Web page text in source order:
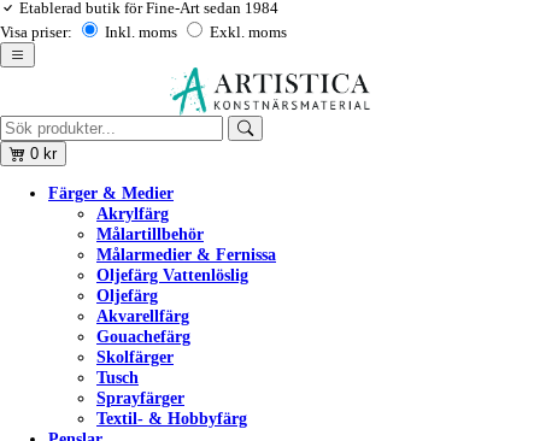
Etablerad butik för Fine-Art sedan 1984
Visa priser:
Inkl. moms Exkl. moms
0 kr
Färger & Medier
Akrylfärg
Målartillbehör
Målarmedier & Fernissa
Oljefärg Vattenlöslig
Oljefärg
Akvarellfärg
Gouachefärg
Skolfärger
Tusch
Sprayfärger
Textil- & Hobbyfärg